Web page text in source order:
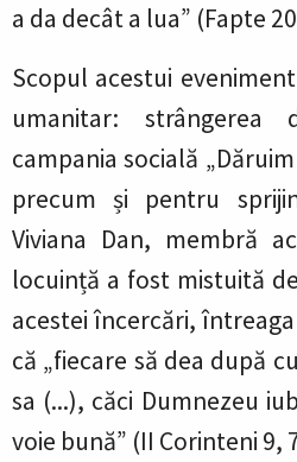
a da decât a lua” (Fapte
Scopul acestui
umanitar:
campania socială
precum și pentru
Viviana Dan, membră
locuință a fost mistuită
acestei încercări,
că „fiecare să dea după
sa (...), căci Dumnezeu
voie bună” (II Corinteni 9,